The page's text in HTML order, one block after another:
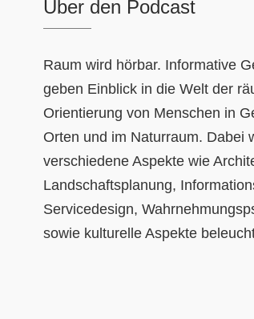
Über den Podcast
Raum wird hörbar. Informative
geben Einblick in die Welt der
Orientierung von Menschen in
Orten und im Naturraum. Dabei
verschiedene Aspekte wie
Landschaftsplanung,
Servicedesign,
sowie kulturelle Aspekte